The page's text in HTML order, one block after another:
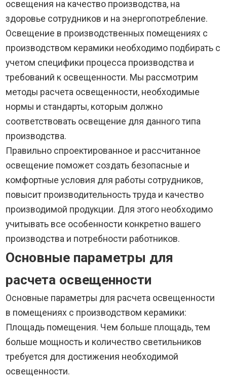
освещения на качество производства, на
здоровье сотрудников и на энергопотребление.
Освещение в производственных помещениях с
производством керамики необходимо подбирать с
учетом специфики процесса производства и
требований к освещенности. Мы рассмотрим
методы расчета освещенности, необходимые
нормы и стандарты, которым должно
соответствовать освещение для данного типа
производства.
Правильно спроектированное и рассчитанное
освещение поможет создать безопасные и
комфортные условия для работы сотрудников,
повысит производительность труда и качество
производимой продукции. Для этого необходимо
учитывать все особенности конкретно вашего
производства и потребности работников.
Основные параметры для
расчета освещенности
Основные параметры для расчета освещенности
в помещениях с производством керамики:
Площадь помещения. Чем больше площадь, тем
больше мощность и количество светильников
требуется для достижения необходимой
освещенности.